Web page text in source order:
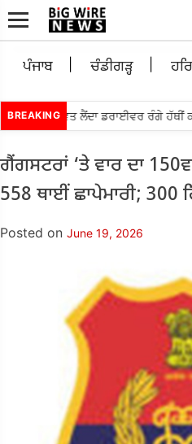
ਪੰਜਾਬ ਚੰਡੀਗੜ੍ਹ
BREAKING
ਰਿਸ਼ਵਤ ਲੈਂਦਾ ਡਰਾਈਵਰ ਰੰਗੇ ਹੱਥੀਂ ਕਾਬੂ
ਗੈਂਗਸਟਰਾਂ ‘ਤੇ ਵਾਰ ਦਾ
558 ਥਾਈਂ ਛਾਪੇਮਾਰੀ; 300
Posted on June 19, 2026